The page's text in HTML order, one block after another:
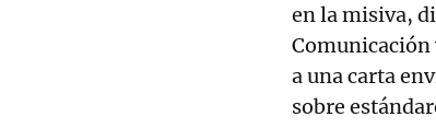
en la misiva,
Comunicación
a una carta
sobre